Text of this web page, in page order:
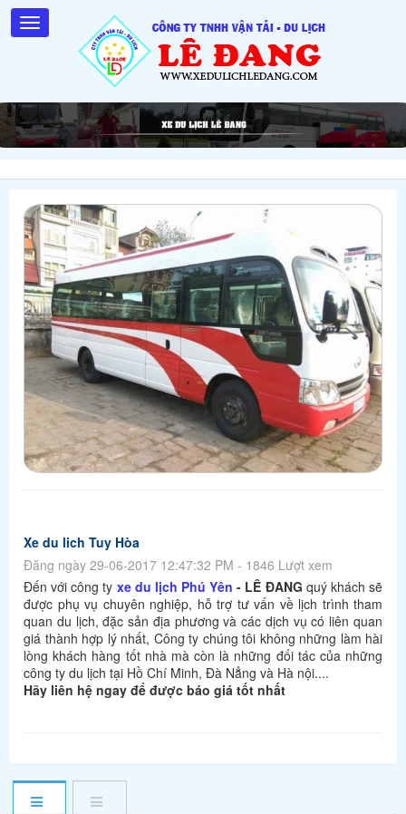
Xe du lich Tuy Hòa
Đăng ngày 29-06-2017 12:47:32 PM - 1846 Lượt xem
Đến với công ty xe du lịch Phú Yên - LÊ ĐANG quý khách sẽ
được phụ vụ chuyên nghiệp, hỗ trợ tư vấn về lịch trình tham
quan du lịch, đặc sản địa phương và các dịch vụ có liên quan
giá thành hợp lý nhất, Công ty chúng tôi không những làm hài
lòng khách hàng tốt nhà mà còn là những đối tác của những
công ty du lịch tại Hồ Chí Minh, Đà Nẳng và Hà nội....
Hãy liên hệ ngay để được báo giá tốt nhất